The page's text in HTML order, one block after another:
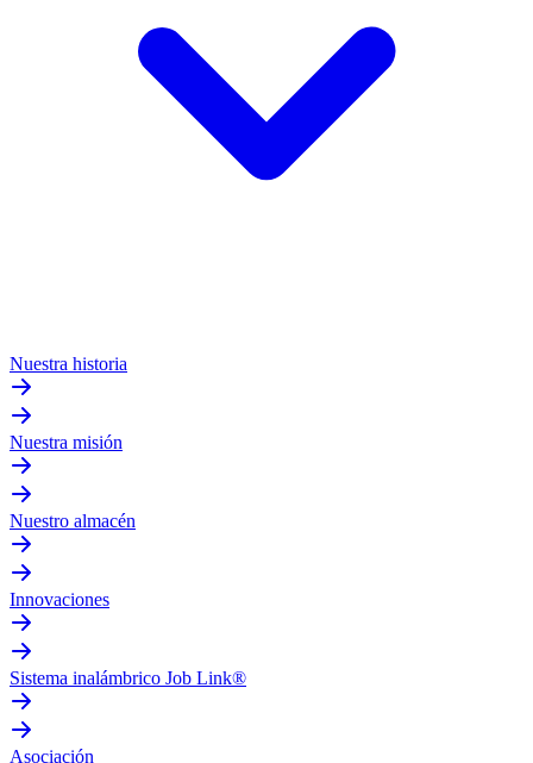
Nuestra historia
Nuestra misión
Nuestro almacén
Innovaciones
Sistema inalámbrico Job Link®
Asociación